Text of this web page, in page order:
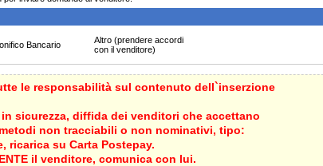
Bancario
Altro (prendere accordi
con il venditore)
le responsabilità sul contenuto dell`inserzione
in sicurezza, diffida dei venditori che accettano
non tracciabili o non nominativi, tipo:
ricarica su Carta Postepay.
il venditore, comunica con lui.